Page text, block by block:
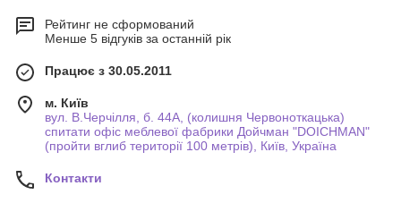
Рейтинг не сформований
Менше 5 відгуків за останній рік
Працює з 30.05.2011
м. Київ
вул. В.Черчілля, б. 44А, (колишня Червоноткацька)
спитати офіс меблевої фабрики Дойчман "DOICHMAN"
(пройти вглиб території 100 метрів), Київ, Україна
Контакти